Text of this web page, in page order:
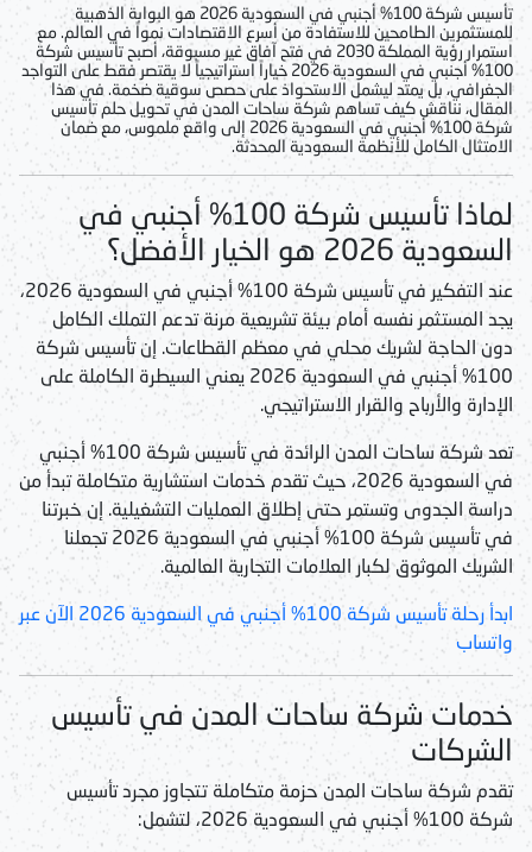
تأسيس شركة 100% أجنبي في السعودية 2026
هو البوابة الذهبية
للمستثمرين الطامحين للاستفادة من أسرع الاقتصادات نمواً في العالم. مع
استمرار رؤية المملكة 2030 في فتح آفاق غير مسبوقة، أصبح
تأسيس شركة
100% أجنبي في السعودية 2026
خياراً استراتيجياً لا يقتصر فقط على التواجد
الجغرافي، بل يمتد ليشمل الاستحواذ على حصص سوقية ضخمة. في هذا
المقال، نناقش كيف تساهم شركة ساحات المدن في تحويل حلم تأسيس
شركة 100% أجنبي في السعودية 2026
إلى واقع ملموس، مع ضمان
الامتثال الكامل للأنظمة السعودية المحدثة.
لماذا تأسيس شركة 100% أجنبي في
السعودية 2026 هو الخيار الأفضل؟
عند التفكير فيتأسيس شركة 100% أجنبي في السعودية 2026
،
يجد المستثمر نفسه أمام بيئة تشريعية مرنة تدعم التملك الكامل
دون الحاجة لشريك محلي في معظم القطاعات. إنتأسيس شركة
100% أجنبي في السعودية 2026
يعني السيطرة الكاملة على
الإدارة والأرباح والقرار الاستراتيجي.
تعد شركة ساحات المدن الرائدة في
تأسيس شركة 100% أجنبي
في السعودية 2026
، حيث تقدم خدمات استشارية متكاملة تبدأ من
دراسة الجدوى وتستمر حتى إطلاق العمليات التشغيلية. إن خبرتنا
فيتأسيس شركة 100% أجنبي في السعودية 2026
تجعلنا
الشريك الموثوق لكبار العلامات التجارية العالمية.
ابدأ رحلة تأسيس شركة 100% أجنبي في السعودية 2026 الآن عبر
واتساب
خدمات شركة ساحات المدن في تأسيس
الشركات
تقدم شركة ساحات المدن حزمة متكاملة تتجاوز مجردتأسيس
شركة 100% أجنبي في السعودية 2026
، لتشمل: